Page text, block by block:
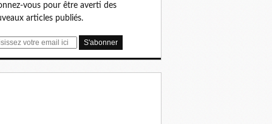
vous pour être averti des
articles publiés.